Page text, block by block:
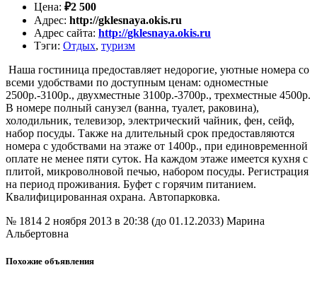
Цена: ₽2 500
Адрес: http://gklesnaya.okis.ru
Адрес сайта: http://gklesnaya.okis.ru
Тэги: Отдых, туризм
Наша гостиница предоставляет недорогие, уютные номера со
всеми удобствами по доступным ценам: одноместные
2500р.-3100р., двухместные 3100р.-3700р., трехместные 4500р.
В номере полный санузел (ванна, туалет, раковина),
холодильник, телевизор, электрический чайник, фен, сейф,
набор посуды. Также на длительный срок предоставляются
номера с удобствами на этаже от 1400р., при единовременной
оплате не менее пяти суток. На каждом этаже имеется кухня с
плитой, микроволновой печью, набором посуды. Регистрация
на период проживания. Буфет с горячим питанием.
Квалифицированная охрана. Автопарковка.
№ 1814 2 ноября 2013 в 20:38 (до 01.12.2033) Марина
Альбертовна
Похожие объявления